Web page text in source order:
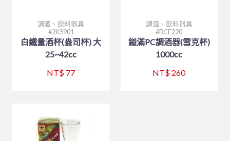
調酒、飲料器具
2K5901
白鐵量酒杯(盎司杯) 大
25~42cc
NT$ 77
調酒、飲料器具
BCF220
鎰滿PC調酒器(雪克杯)
1000cc
NT$ 260